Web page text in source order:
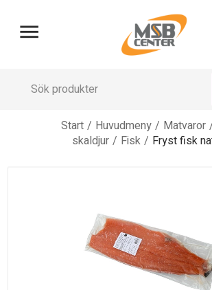
menu
Start / Huvudmeny / Matvaror
skaldjur / Fisk / Fryst fisk